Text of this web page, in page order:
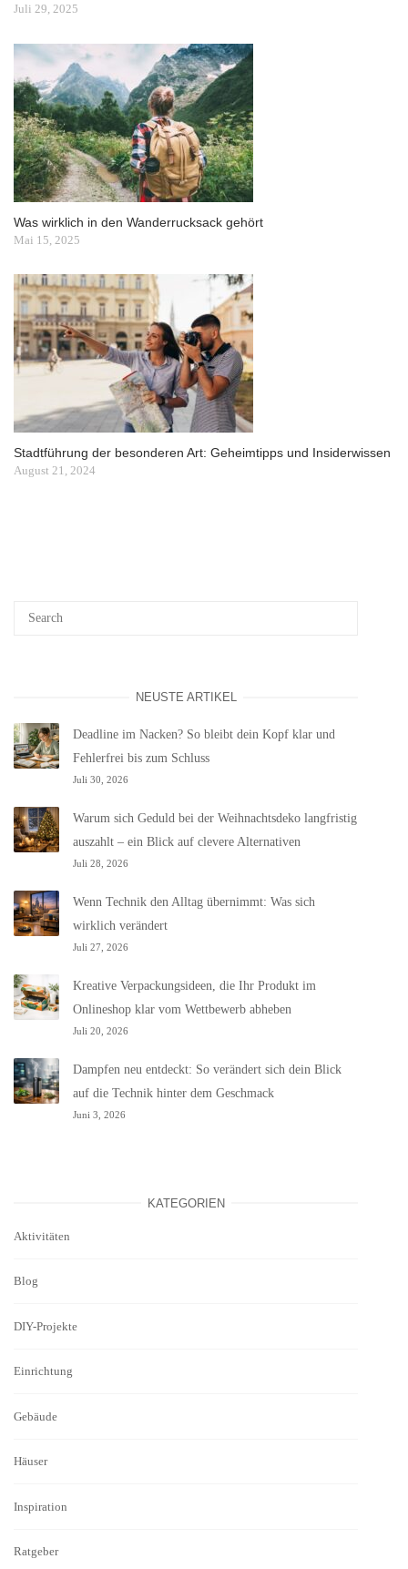
Juli 29, 2025
Was wirklich in den Wanderrucksack gehört
Mai 15, 2025
Stadtführung der besonderen Art: Geheimtipps und Insiderwissen
August 21, 2024
NEUSTE ARTIKEL
Deadline im Nacken? So bleibt dein Kopf klar und
Fehlerfrei bis zum Schluss
Juli 30, 2026
Warum sich Geduld bei der Weihnachtsdeko langfristig
auszahlt – ein Blick auf clevere Alternativen
Juli 28, 2026
Wenn Technik den Alltag übernimmt: Was sich
wirklich verändert
Juli 27, 2026
Kreative Verpackungsideen, die Ihr Produkt im
Onlineshop klar vom Wettbewerb abheben
Juli 20, 2026
Dampfen neu entdeckt: So verändert sich dein Blick
auf die Technik hinter dem Geschmack
Juni 3, 2026
KATEGORIEN
Aktivitäten
Blog
DIY-Projekte
Einrichtung
Gebäude
Häuser
Inspiration
Ratgeber